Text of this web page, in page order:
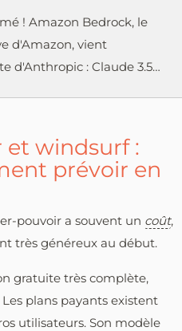
! Amazon Bedrock, le
d'Amazon, vient
d'Anthropic : Claude 3.5…
et windsurf :
prévoir en
pouvoir a souvent un coût,
très généreux au début.
gratuite très complète,
plans payants existent
utilisateurs. Son modèle